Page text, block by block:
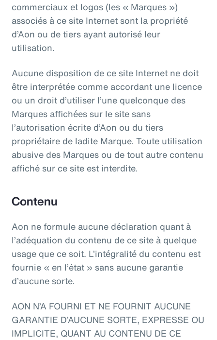
commerciaux et logos (les « Marques »)
associés à ce site Internet sont la propriété
d’Aon ou de tiers ayant autorisé leur
utilisation.
Aucune disposition de ce site Internet ne doit
être interprétée comme accordant une licence
ou un droit d’utiliser l’une quelconque des
Marques affichées sur le site sans
l’autorisation écrite d’Aon ou du tiers
propriétaire de ladite Marque. Toute utilisation
abusive des Marques ou de tout autre contenu
affiché sur ce site est interdite.
Contenu
Aon ne formule aucune déclaration quant à
l’adéquation du contenu de ce site à quelque
usage que ce soit. L’intégralité du contenu est
fournie « en l’état » sans aucune garantie
d’aucune sorte.
AON N’A FOURNI ET NE FOURNIT AUCUNE
GARANTIE D’AUCUNE SORTE, EXPRESSE OU
IMPLICITE, QUANT AU CONTENU DE CE